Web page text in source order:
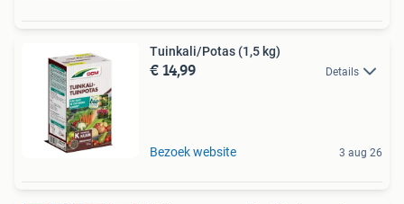
Tuinkali/Potas (1,5 kg)
€ 14,99 Details
Bezoek website 3 aug 26